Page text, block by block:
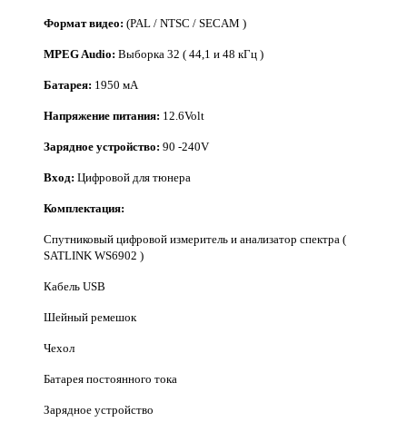
Формат видео: (PAL / NTSC / SECAM )
MPEG Audio: Выборка 32 ( 44,1 и 48 кГц )
Батарея: ​​1950 мА
Напряжение питания: 12.6Volt
Зарядное устройство: 90 -240V
Вход: Цифровой для тюнера
Комплектация:
Спутниковый цифровой измеритель и анализатор спектра (
SATLINK WS6902 )
Кабель USB
Шейный ремешок
Чехол
Батарея постоянного тока
Зарядное устройство